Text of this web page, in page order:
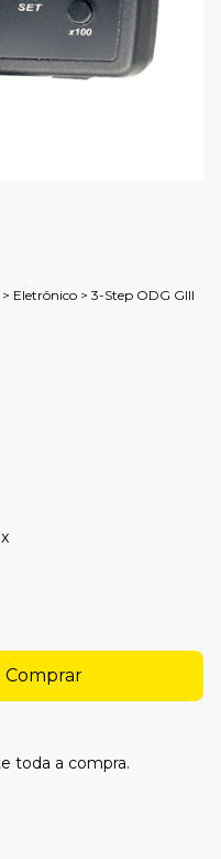
> Eletrônico > 3-Step ODG GIII
toda a compra.